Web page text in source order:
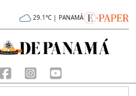
29.1°C | PANAMÁ